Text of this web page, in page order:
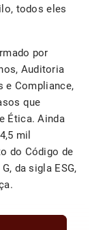
todos eles
por
Auditoria
e Compliance,
que
Ética. Ainda
mil
do Código de
da sigla ESG,